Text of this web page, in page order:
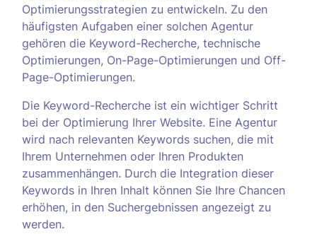
Optimierungsstrategien zu entwickeln. Zu den
häufigsten Aufgaben einer solchen Agentur
gehören die Keyword-Recherche, technische
Optimierungen, On-Page-Optimierungen und Off-
Page-Optimierungen.
Die Keyword-Recherche ist ein wichtiger Schritt
bei der Optimierung Ihrer Website. Eine Agentur
wird nach relevanten Keywords suchen, die mit
Ihrem Unternehmen oder Ihren Produkten
zusammenhängen. Durch die Integration dieser
Keywords in Ihren Inhalt können Sie Ihre Chancen
erhöhen, in den Suchergebnissen angezeigt zu
werden.